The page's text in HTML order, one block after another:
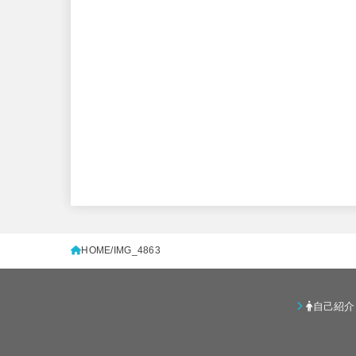
HOME IMG_4863
自己紹介